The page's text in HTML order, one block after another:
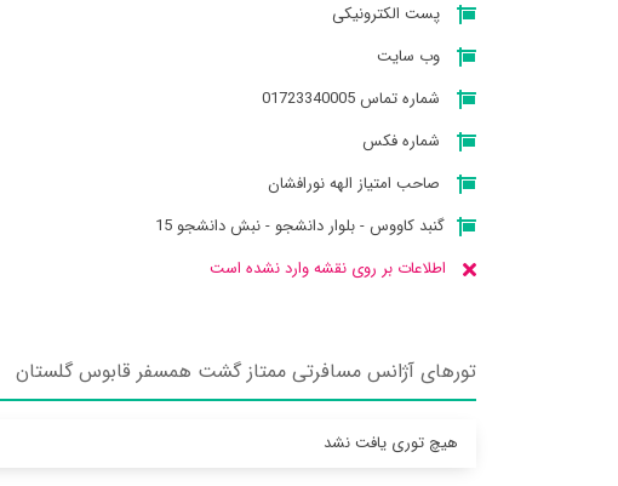
پست الکترونیکی
وب سایت
شماره تماس 01723340005
شماره فکس
صاحب امتیاز الهه نورافشان
گنبد كاووس - بلوار دانشجو - نبش دانشجو 15
اطلاعات بر روی نقشه وارد نشده است
تورهای آژانس مسافرتی ممتاز گشت همسفر قابوس گلستان
هیچ توری یافت نشد